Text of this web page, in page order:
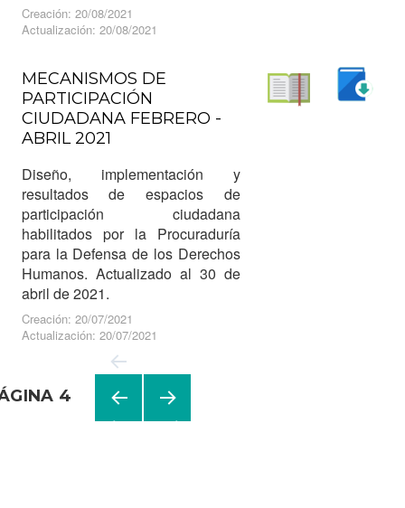
Creación: 20/08/2021
Actualización: 20/08/2021
MECANISMOS DE
PARTICIPACIÓN
CIUDADANA FEBRERO -
ABRIL 2021
Diseño, implementación y
resultados de espacios de
participación ciudadana
habilitados por la Procuraduría
para la Defensa de los Derechos
Humanos. Actualizado al 30 de
abril de 2021.
Creación: 20/07/2021
Actualización: 20/07/2021
4